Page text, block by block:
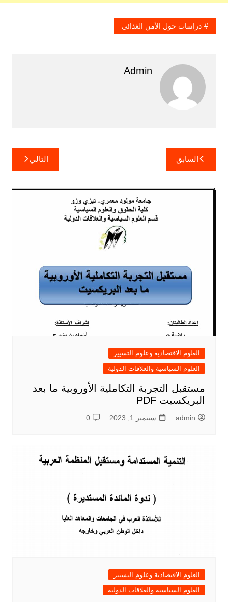
دراسات حول الأمن الغذائي
Admin
تصفّح
المقالات
السابق التالي
العلوم الاقتصادية وعلوم التسيير
العلوم السياسية والعلاقات الدولية
مستقبل التجربة التكاملية الأوروبية ما بعد
البريكسيت PDF
admin سبتمبر 1, 2023 0
العلوم الاقتصادية وعلوم التسيير
العلوم السياسية والعلاقات الدولية